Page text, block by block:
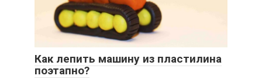
Как лепить машину из пластилина
поэтапно?